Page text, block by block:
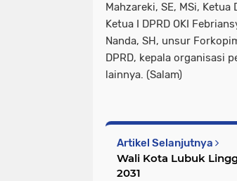
Mahzareki, SE, MSi, Ketua
Ketua I DPRD OKI
Nanda, SH, unsur
DPRD, kepala organisasi
lainnya. (Salam)
Artikel Selanjutnya
Wali Kota Lubuk
2031